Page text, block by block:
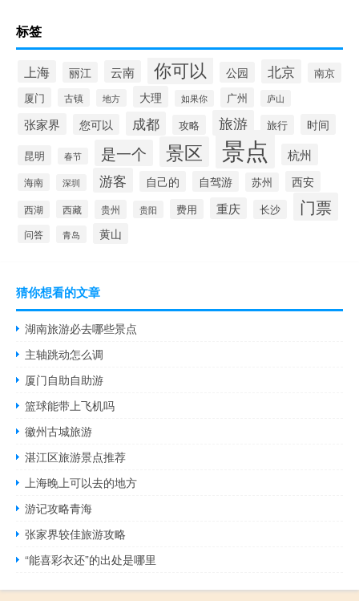
标签
上海 丽江 云南 你可以 公园 北京
南京
厦门
古镇 地方 大理 如果你 广州 庐山
张家界 您可以 成都 攻略 旅游 旅行 时间
昆明 春节 是一个 景区 景点 杭州
海南 深圳 游客 自己的 自驾游 苏州 西安
西湖 西藏 贵州 贵阳 费用 重庆 长沙 门票
问答 青岛 黄山
猜你想看的文章
湖南旅游必去哪些景点
主轴跳动怎么调
厦门自助自助游
篮球能带上飞机吗
徽州古城旅游
湛江区旅游景点推荐
上海晚上可以去的地方
游记攻略青海
张家界较佳旅游攻略
“能喜彩衣还”的出处是哪里